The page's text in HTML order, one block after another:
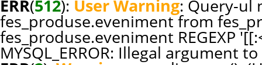
ERR(512): User Warning: Query-ul
fes_produse.eveniment from
fes_produse.eveniment REGEXP
MYSQL_ERROR: Illegal argument